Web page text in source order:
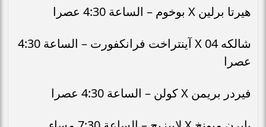
هيرتا برلين X بوخوم – الساعة 4:30 عصرا
شالكه 04 X آينتراخت فرانكفورت – الساعة 4:30
عصرا
فيردر بريمن X كولن – الساعة 4:30 عصرا